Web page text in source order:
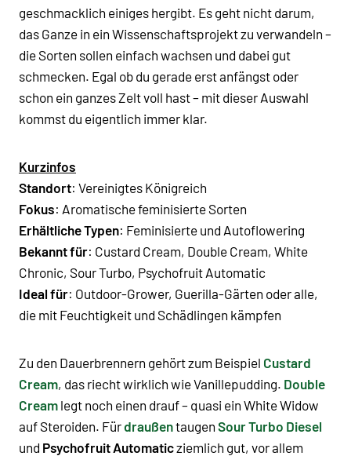
geschmacklich einiges hergibt. Es geht nicht darum,
das Ganze in ein Wissenschaftsprojekt zu verwandeln –
die Sorten sollen einfach wachsen und dabei gut
schmecken. Egal ob du gerade erst anfängst oder
schon ein ganzes Zelt voll hast – mit dieser Auswahl
kommst du eigentlich immer klar.
Kurzinfos
Standort: Vereinigtes Königreich
Fokus: Aromatische feminisierte Sorten
Erhältliche Typen: Feminisierte und Autoflowering
Bekannt für: Custard Cream, Double Cream, White
Chronic, Sour Turbo, Psychofruit Automatic
Ideal für: Outdoor-Grower, Guerilla-Gärten oder alle,
die mit Feuchtigkeit und Schädlingen kämpfen
Zu den Dauerbrennern gehört zum Beispiel Custard
Cream, das riecht wirklich wie Vanillepudding. Double
Cream legt noch einen drauf – quasi ein White Widow
auf Steroiden. Fürdraußentaugen Sour Turbo Diesel
und Psychofruit Automaticziemlich gut, vor allem